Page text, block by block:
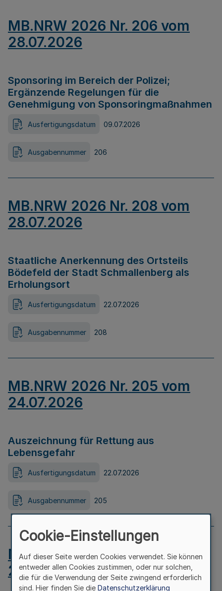
MB.NRW 2026 Nr. 206 vom
28.07.2026
Sponsoring im Bereich der Polizei;
Ergänzende Regelungen für die
Genehmigung von Sponsoringmaßnahmen
Ausfertigungsdatum 09.07.2026
Ausgabennummer 206
MB.NRW 2026 Nr. 208 vom
28.07.2026
Staatliche Anerkennung des Ortsteils
Bödefeld der Stadt Schmallenberg als
Erholungsort
Ausfertigungsdatum 22.07.2026
Ausgabennummer 208
MB.NRW 2026 Nr. 205 vom
24.07.2026
Auszeichnung für Rettung aus
Lebensgefahr
Ausfertigungsdatum 22.07.2026
Ausgabennummer 205
MB.NRW 2026 Nr. 204 vom
24.07.2026
Cookie-Einstellungen
Auf dieser Seite werden Cookies verwendet. Sie können
entweder allen Cookies zustimmen, oder nur solchen,
die für die Verwendung der Seite zwingend erforderlich
sind. Hier finden Sie die Datenschutzerklärung